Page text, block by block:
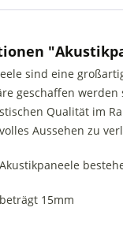
sind eine
geschaffen
Qualität im
Aussehen zu
15mm